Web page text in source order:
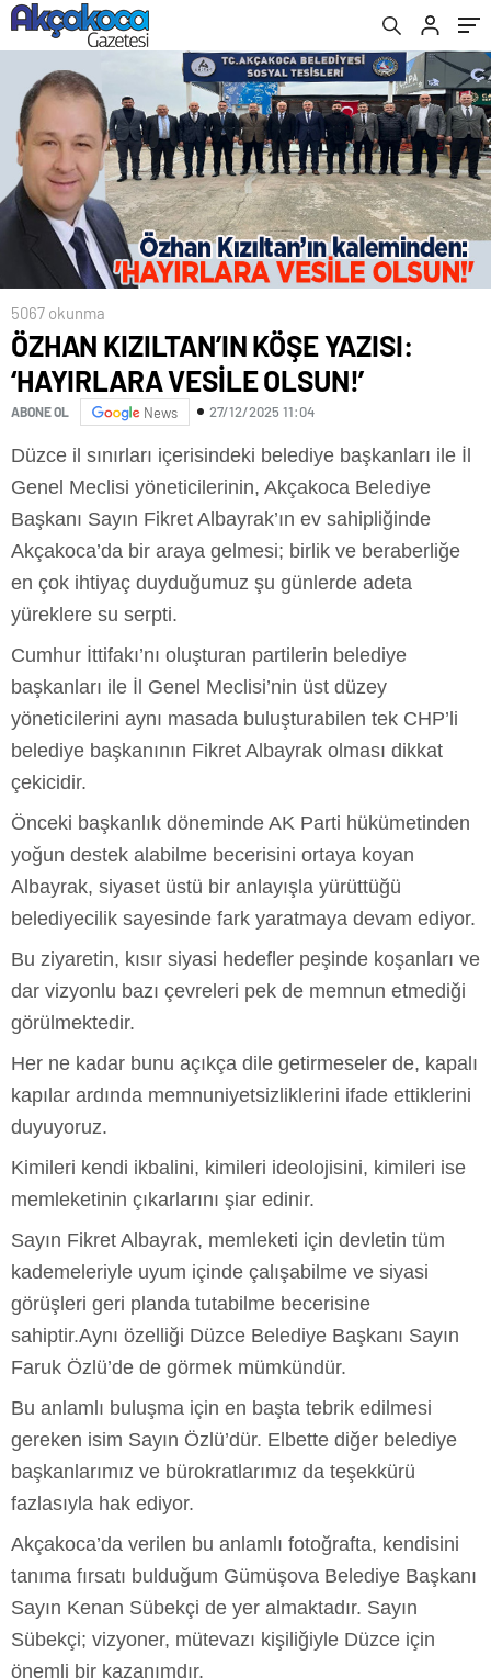
5067 okunma
ÖZHAN KIZILTAN’IN KÖŞE YAZISI:
‘HAYIRLARA VESİLE OLSUN!’
ABONE OL News 27/12/2025 11:04
Düzce il sınırları içerisindeki belediye başkanları ile İl
Genel Meclisi yöneticilerinin, Akçakoca Belediye
Başkanı Sayın Fikret Albayrak’ın ev sahipliğinde
Akçakoca’da bir araya gelmesi; birlik ve beraberliğe
en çok ihtiyaç duyduğumuz şu günlerde adeta
yüreklere su serpti.
Cumhur İttifakı’nı oluşturan partilerin belediye
başkanları ile İl Genel Meclisi’nin üst düzey
yöneticilerini aynı masada buluşturabilen tek CHP’li
belediye başkanının Fikret Albayrak olması dikkat
çekicidir.
Önceki başkanlık döneminde AK Parti hükümetinden
yoğun destek alabilme becerisini ortaya koyan
Albayrak, siyaset üstü bir anlayışla yürüttüğü
belediyecilik sayesinde fark yaratmaya devam ediyor.
Bu ziyaretin, kısır siyasi hedefler peşinde koşanları ve
dar vizyonlu bazı çevreleri pek de memnun etmediği
görülmektedir.
Her ne kadar bunu açıkça dile getirmeseler de, kapalı
kapılar ardında memnuniyetsizliklerini ifade ettiklerini
duyuyoruz.
Kimileri kendi ikbalini, kimileri ideolojisini, kimileri ise
memleketinin çıkarlarını şiar edinir.
Sayın Fikret Albayrak, memleketi için devletin tüm
kademeleriyle uyum içinde çalışabilme ve siyasi
görüşleri geri planda tutabilme becerisine
sahiptir.Aynı özelliği Düzce Belediye Başkanı Sayın
Faruk Özlü’de de görmek mümkündür.
Bu anlamlı buluşma için en başta tebrik edilmesi
gereken isim Sayın Özlü’dür. Elbette diğer belediye
başkanlarımız ve bürokratlarımız da teşekkürü
fazlasıyla hak ediyor.
Akçakoca’da verilen bu anlamlı fotoğrafta, kendisini
tanıma fırsatı bulduğum Gümüşova Belediye Başkanı
Sayın Kenan Sübekçi de yer almaktadır. Sayın
Sübekçi; vizyoner, mütevazı kişiliğiyle Düzce için
önemli bir kazanımdır.